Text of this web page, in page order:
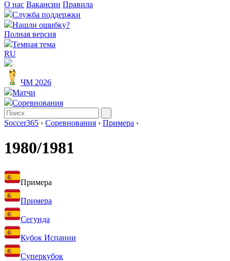
О нас Вакансии Правила
Служба поддержки
Нашли ошибку?
Полная версия
Темная тема
RU
ЧМ 2026
Матчи
Соревнования
Soccer365 › Соревнования › Примера ›
1980/1981
Примера
Примера
Сегунда
Кубок Испании
Суперкубок